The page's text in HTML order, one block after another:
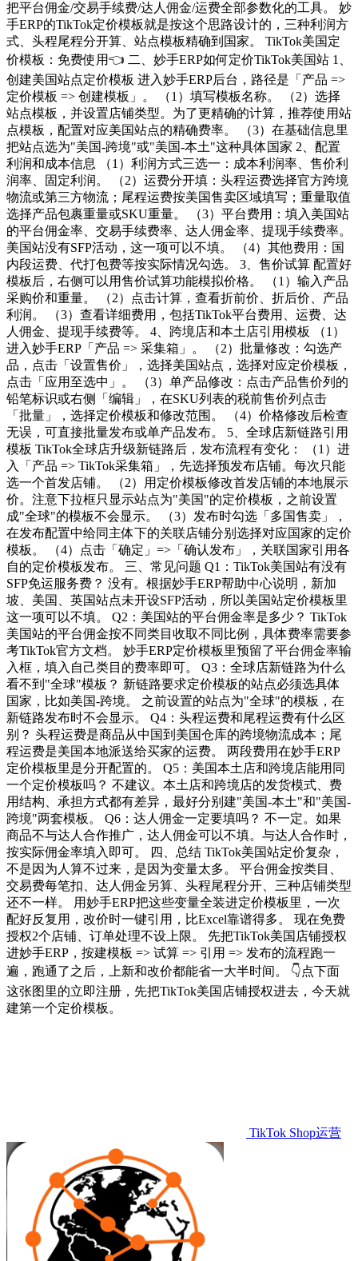
把平台佣金/交易手续费/达人佣金/运费全部参数化的工具。 妙
手ERP的TikTok定价模板就是按这个思路设计的，三种利润方
式、头程尾程分开算、站点模板精确到国家。 TikTok美国定
价模板：免费使用👈 二、妙手ERP如何定价TikTok美国站 1、
创建美国站点定价模板 进入妙手ERP后台，路径是「产品 =>
定价模板 => 创建模板」。 （1）填写模板名称。 （2）选择
站点模板，并设置店铺类型。为了更精确的计算，推荐使用站
点模板，配置对应美国站点的精确费率。 （3）在基础信息里
把站点选为"美国-跨境"或"美国-本土"这种具体国家 2、配置
利润和成本信息 （1）利润方式三选一：成本利润率、售价利
润率、固定利润。 （2）运费分开填：头程运费选择官方跨境
物流或第三方物流；尾程运费按美国售卖区域填写；重量取值
选择产品包裹重量或SKU重量。 （3）平台费用：填入美国站
的平台佣金率、交易手续费率、达人佣金率、提现手续费率。
美国站没有SFP活动，这一项可以不填。 （4）其他费用：国
内段运费、代打包费等按实际情况勾选。 3、售价试算 配置好
模板后，右侧可以用售价试算功能模拟价格。 （1）输入产品
采购价和重量。 （2）点击计算，查看折前价、折后价、产品
利润。 （3）查看详细费用，包括TikTok平台费用、运费、达
人佣金、提现手续费等。 4、跨境店和本土店引用模板 （1）
进入妙手ERP「产品 => 采集箱」。 （2）批量修改：勾选产
品，点击「设置售价」，选择美国站点，选择对应定价模板，
点击「应用至选中」。 （3）单产品修改：点击产品售价列的
铅笔标识或右侧「编辑」，在SKU列表的税前售价列点击
「批量」，选择定价模板和修改范围。 （4）价格修改后检查
无误，可直接批量发布或单产品发布。 5、全球店新链路引用
模板 TikTok全球店升级新链路后，发布流程有变化： （1）进
入「产品 => TikTok采集箱」，先选择预发布店铺。每次只能
选一个首发店铺。 （2）用定价模板修改首发店铺的本地展示
价。注意下拉框只显示站点为"美国"的定价模板，之前设置
成"全球"的模板不会显示。 （3）发布时勾选「多国售卖」，
在发布配置中给同主体下的关联店铺分别选择对应国家的定价
模板。 （4）点击「确定」=>「确认发布」，关联国家引用各
自的定价模板发布。 三、常见问题 Q1：TikTok美国站有没有
SFP免运服务费？ 没有。根据妙手ERP帮助中心说明，新加
坡、美国、英国站点未开设SFP活动，所以美国站定价模板里
这一项可以不填。 Q2：美国站的平台佣金率是多少？ TikTok
美国站的平台佣金按不同类目收取不同比例，具体费率需要参
考TikTok官方文档。 妙手ERP定价模板里预留了平台佣金率输
入框，填入自己类目的费率即可。 Q3：全球店新链路为什么
看不到"全球"模板？ 新链路要求定价模板的站点必须选具体
国家，比如美国-跨境。 之前设置的站点为"全球"的模板，在
新链路发布时不会显示。 Q4：头程运费和尾程运费有什么区
别？ 头程运费是商品从中国到美国仓库的跨境物流成本；尾
程运费是美国本地派送给买家的运费。 两段费用在妙手ERP
定价模板里是分开配置的。 Q5：美国本土店和跨境店能用同
一个定价模板吗？ 不建议。本土店和跨境店的发货模式、费
用结构、承担方式都有差异，最好分别建"美国-本土"和"美国-
跨境"两套模板。 Q6：达人佣金一定要填吗？ 不一定。如果
商品不与达人合作推广，达人佣金可以不填。与达人合作时，
按实际佣金率填入即可。 四、总结 TikTok美国站定价复杂，
不是因为人算不过来，是因为变量太多。 平台佣金按类目、
交易费每笔扣、达人佣金另算、头程尾程分开、三种店铺类型
还不一样。 用妙手ERP把这些变量全装进定价模板里，一次
配好反复用，改价时一键引用，比Excel靠谱得多。 现在免费
授权2个店铺、订单处理不设上限。 先把TikTok美国店铺授权
进妙手ERP，按建模板 => 试算 => 引用 => 发布的流程跑一
遍，跑通了之后，上新和改价都能省一大半时间。 👇点下面
这张图里的立即注册，先把TikTok美国店铺授权进去，今天就
建第一个定价模板。
TikTok Shop运营